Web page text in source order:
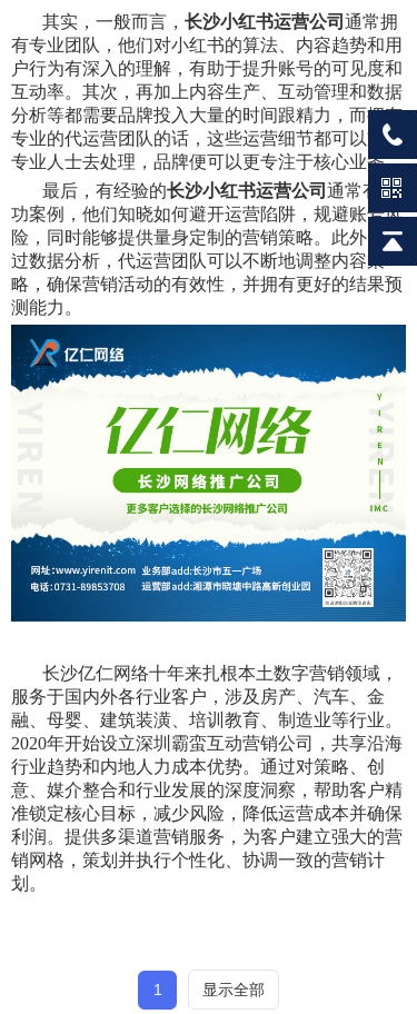
其实，一般而言， 长沙小红书运营公司 通常拥
有专业团队，他们对小红书的算法、内容趋势和用
户行为有深入的理解，有助于提升账号的可见度和
互动率。其次，再加上内容生产、互动管理和数据
分析等都需要品牌投入大量的时间跟精力，而拥有
专业的代运营团队的话，这些运营细节都可以交给
专业人士去处理，品牌便可以更专注于核心业务。
最后，有经验的长沙小红书运营公司 通常有成
功案例，他们知晓如何避开运营陷阱，规避账号风
险，同时能够提供量身定制的营销策略。此外，通
过数据分析，代运营团队可以不断地调整内容策
略，确保营销活动的有效性，并拥有更好的结果预
测能力。
长沙亿仁网络十年来扎根本土数字营销领域，
服务于国内外各行业客户，涉及房产、汽车、金
融、母婴、建筑装潢、培训教育、制造业等行业。
2020年开始设立深圳霸蛮互动营销公司，共享沿海
行业趋势和内地人力成本优势。通过对策略、创
意、媒介整合和行业发展的深度洞察，帮助客户精
准锁定核心目标，减少风险，降低运营成本并确保
利润。提供多渠道营销服务，为客户建立强大的营
销网格，策划并执行个性化、协调一致的营销计
划。
1 显示全部